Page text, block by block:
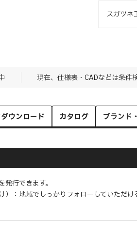
スガツネ
現在、仕様表・CADなどは条件
ウンロード カタログ ブランド
行できます。
）：地域でしっかりフォローしていただ